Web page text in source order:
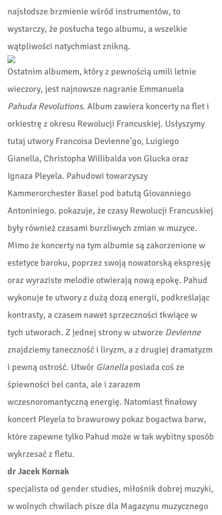
najsłodsze brzmienie wśród instrumentów, to
wystarczy, że posłucha tego albumu, a wszelkie
wątpliwości natychmiast znikną.
Ostatnim albumem, który z pewnością umili letnie
wieczory, jest najnowsze nagranie Emmanuela
Pahuda Revolutions. Album zawiera koncerty na flet i
orkiestrę z okresu Rewolucji Francuskiej. Usłyszymy
tutaj utwory Francoisa Devienne’go, Luigiego
Gianella, Christopha Willibalda von Glucka oraz
Ignaza Pleyela. Pahudowi towarzyszy
Kammerorchester Basel pod batutą Giovanniego
Antoniniego. pokazuje, że czasy Rewolucji Francuskiej
były również czasami burzliwych zmian w muzyce.
Mimo że koncerty na tym albumie są zakorzenione w
estetyce baroku, poprzez swoją nowatorską ekspresję
oraz wyraziste melodie otwierają nową epokę. Pahud
wykonuje te utwory z dużą dozą energii, podkreślając
kontrasty, a czasem nawet sprzeczności tkwiące w
tych utworach. Z jednej strony w utworze Devienne
znajdziemy taneczność i liryzm, a z drugiej dramatyzm
i pewną ostrość. Utwór Gianellaposiada coś ze
śpiewności bel canta, ale i zarazem
wczesnoromantyczną energię. Natomiast finałowy
koncert Pleyela to brawurowy pokaz bogactwa barw,
które zapewne tylko Pahud może w tak wybitny sposób
wykrzesać z fletu.
dr Jacek Kornak
specjalista od gender studies, miłośnik dobrej muzyki,
w wolnych chwilach pisze dla Magazynu muzycznego